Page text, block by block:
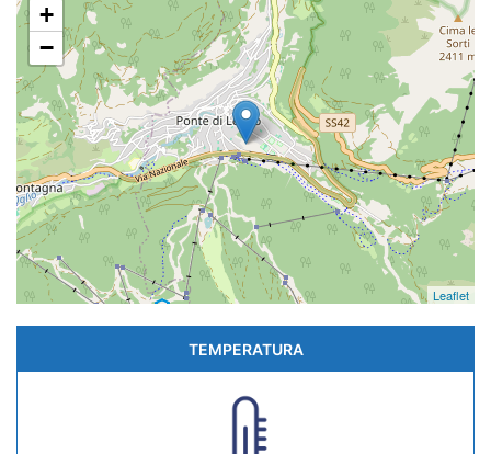
+
−
Leaflet
TEMPERATURA